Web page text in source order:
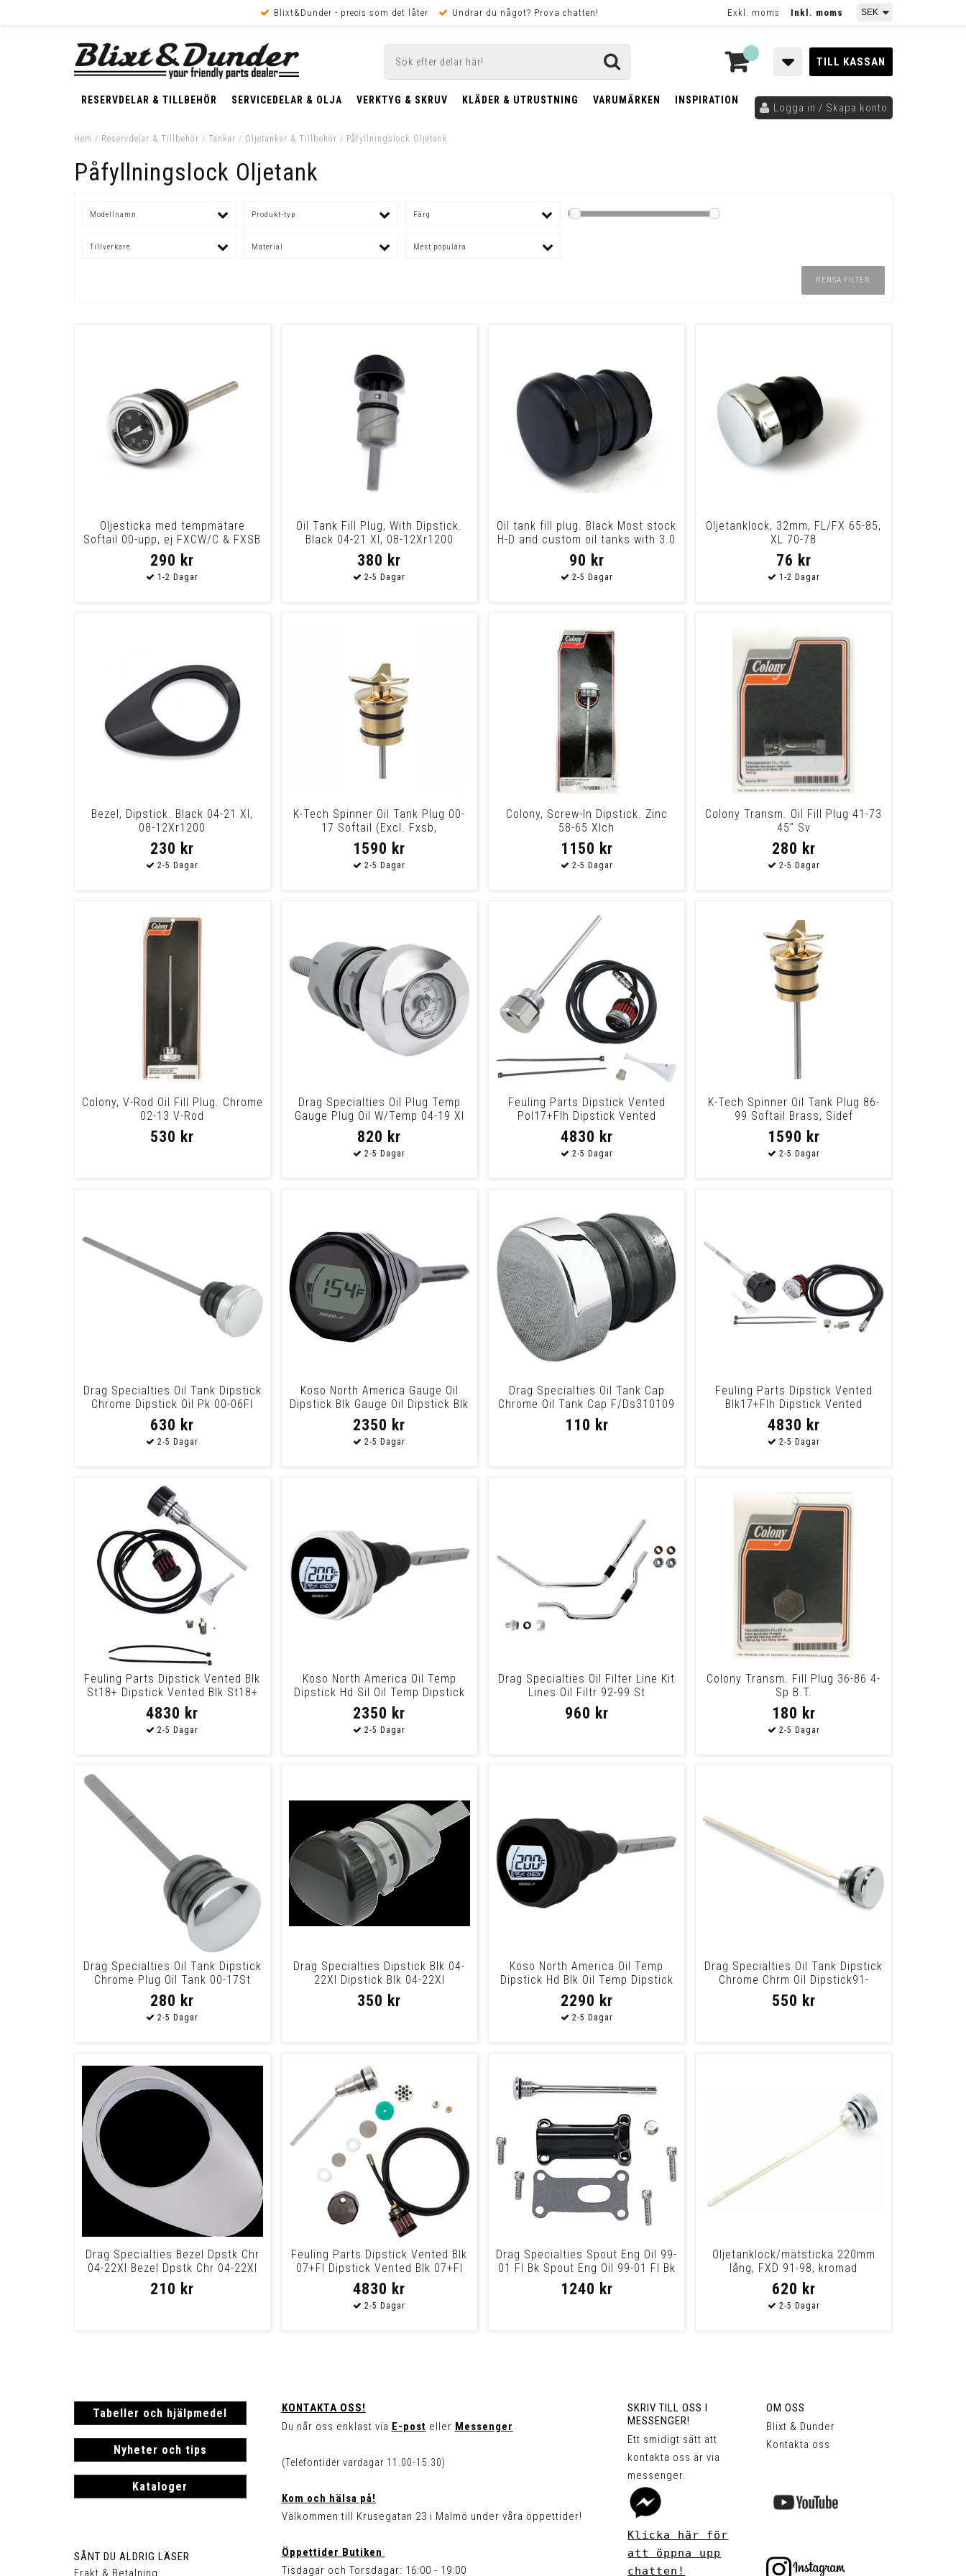
Blixt&Dunder - precis som det låter Undrar du något? Prova chatten! Exkl. moms Inkl. moms
TILL KASSAN
RESERVDELAR & TILLBEHÖR SERVICEDELAR & OLJA VERKTYG & SKRUV KLÄDER & UTRUSTNING VARUMÄRKEN INSPIRATION
Logga in / Skapa konto
Hem / Reservdelar & Tillbehör / Tankar / Oljetankar & Tillbehör / Påfyllningslock Oljetank
Påfyllningslock Oljetank
Mest populära
Modellnamn Produkt-typ Färg Pris
Tillverkare Material
RENSA FILTER
Oljesticka med tempmätare
Softail 00-upp, ej FXCW/C & FXSB
290 kr
Oil Tank Fill Plug, With Dipstick.
Black 04-21 Xl, 08-12Xr1200
380 kr
Oil tank fill plug. Black Most stock
H-D and custom oil tanks with 3.0
90 kr
Oljetanklock, 32mm, FL/FX 65-85,
XL 70-78
76 kr
Bezel, Dipstick. Black 04-21 Xl,
08-12Xr1200
230 kr
K-Tech Spinner Oil Tank Plug 00-
17 Softail (Excl. Fxsb,
1590 kr
Colony, Screw-In Dipstick. Zinc
58-65 Xlch
1150 kr
Colony Transm. Oil Fill Plug 41-73
45" Sv
280 kr
Colony, V-Rod Oil Fill Plug. Chrome
02-13 V-Rod
530 kr
Drag Specialties Oil Plug Temp
Gauge Plug Oil W/Temp 04-19 Xl
820 kr
Feuling Parts Dipstick Vented
Pol17+Flh Dipstick Vented
Pol17+Flh
4830 kr
K-Tech Spinner Oil Tank Plug 86-
99 Softail Brass, Sidef
1590 kr
Drag Specialties Oil Tank Dipstick
Chrome Dipstick Oil Pk 00-06Fl
630 kr
Koso North America Gauge Oil
Dipstick Blk Gauge Oil Dipstick Blk
2350 kr
Drag Specialties Oil Tank Cap
Chrome Oil Tank Cap F/Ds310109
110 kr
Feuling Parts Dipstick Vented
Blk17+Flh Dipstick Vented
Blk17+Flh
4830 kr
Feuling Parts Dipstick Vented Blk
St18+ Dipstick Vented Blk St18+
4830 kr
Koso North America Oil Temp
Dipstick Hd Sil Oil Temp Dipstick
Hd Sil
2350 kr
Drag Specialties Oil Filter Line Kit
Lines Oil Filtr 92-99 St
960 kr
Colony Transm. Fill Plug 36-86 4-
Sp B.T.
180 kr
Drag Specialties Oil Tank Dipstick
Chrome Plug Oil Tank 00-17St
280 kr
Drag Specialties Dipstick Blk 04-
22Xl Dipstick Blk 04-22Xl
350 kr
Koso North America Oil Temp
Dipstick Hd Blk Oil Temp Dipstick
Hd Blk
2290 kr
Drag Specialties Oil Tank Dipstick
Chrome Chrm Oil Dipstick91-
98Fxd
550 kr
Drag Specialties Bezel Dpstk Chr
04-22Xl Bezel Dpstk Chr 04-22Xl
210 kr
Feuling Parts Dipstick Vented Blk
07+Fl Dipstick Vented Blk 07+Fl
4830 kr
Drag Specialties Spout Eng Oil 99-
01 Fl Bk Spout Eng Oil 99-01 Fl Bk
1240 kr
Oljetanklock/mätsticka 220mm
lång, FXD 91-98, kromad
620 kr
Tabeller och hjälpmedel
Nyheter och tips
Kataloger
SÅNT DU ALDRIG LÄSER
KONTAKTA OSS!
Du når oss enklast via E-post eller Messenger
(Telefontider vardagar 11.00-15.30)
Kom och hälsa på!
Välkommen till Krusegatan 23 i Malmö under våra öppettider!
Öppettider Butiken
Tisdagar och Torsdagar: 16:00 - 19:00
SKRIV TILL OSS I
MESSENGER!
Ett smidigt sätt att
kontakta oss är via
messenger.
Klicka här för
att öppna upp
chatten!
OM OSS
Blixt & Dunder
Kontakta oss